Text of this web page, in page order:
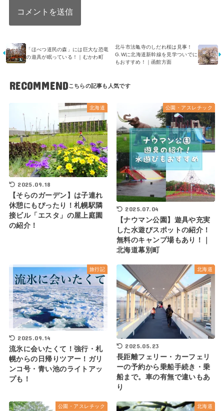
「ほべつ道民の森」には巨大な恐竜
の遊具が眠っている！｜むかわ町
北斗市法亀寺のしだれ桜は見事！
G.Wに北海道新幹線を見学ついでに
もおすすめ！｜函館方面
RECOMMEND
北海道
2025.09.18
【そらのガーデン】は子連れ
休憩にもぴったり！札幌駅隣
接ビル「エスタ」の屋上庭園
の紹介！
公園・アスレチック
2025.07.04
【ナウマン公園】遊具や充実
した水遊びスポットの紹介！
無料のキャンプ場もあり！｜
北海道幕別町
旅行記
2025.09.14
流氷に会いたくて！強行・札
幌からの日帰りツアー！ガリ
ンコ号・青い池のライトアッ
プも！
北海道
2025.05.23
長距離フェリー・カーフェリ
ーの予約から乗船手続き・乗
船まで。車の有無で違いもあ
り
公園・アスレチック 北海道